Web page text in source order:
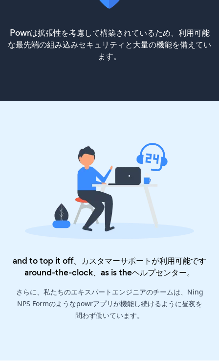
Powrは拡張性を考慮して構築されているため、利用可能
な最先端の組み込みセキュリティと大量の機能を備えてい
ます。
and to top it off、カスタマーサポートが利用可能です
around-the-clock、as is theヘルプセンター。
さらに、私たちのエキスパートエンジニアのチームは、Ning
NPS Formのようなpowrアプリが機能し続けるように昼夜を
問わず働いています。